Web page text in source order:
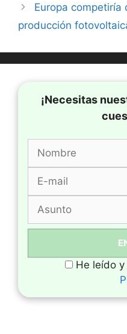
Europa competiría
producción
¡Necesitas
He leído